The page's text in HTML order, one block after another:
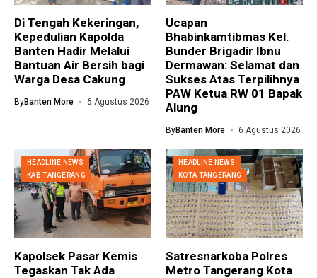
Di Tengah Kekeringan,
Kepedulian Kapolda
Banten Hadir Melalui
Bantuan Air Bersih bagi
Warga Desa Cakung
ByBanten More 6 Agustus 2026
Ucapan
Bhabinkamtibmas Kel.
Bunder Brigadir Ibnu
Dermawan: Selamat dan
Sukses Atas Terpilihnya
PAW Ketua RW 01 Bapak
Alung
ByBanten More 6 Agustus 2026
HEADLINE NEWS
KAB TANGERANG
Kapolsek Pasar Kemis
Tegaskan Tak Ada
HEADLINE NEWS
KOTA TANGERANG
Satresnarkoba Polres
Metro Tangerang Kota